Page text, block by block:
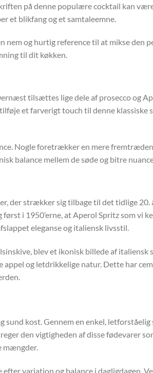
på denne populære cocktail kan
et blikfang og et samtaleemne.
og hurtig reference til at mikse
til dit køkken.
tilsættes lige dele af prosecco og
et farverigt touch til denne
Nogle foretrækker en mere
balance mellem de søde og bitre
der strækker sig tilbage til det tidlige
i 1950’erne, at Aperol Spritz som vi
eleganse og italiensk livsstil.
blev et ikonisk billede af
og letdrikkelige natur. Dette har
kost. Gennem en enkel,
den vigtigheden af disse fødevarer
mængder.
variation og balance i dagligdagen.